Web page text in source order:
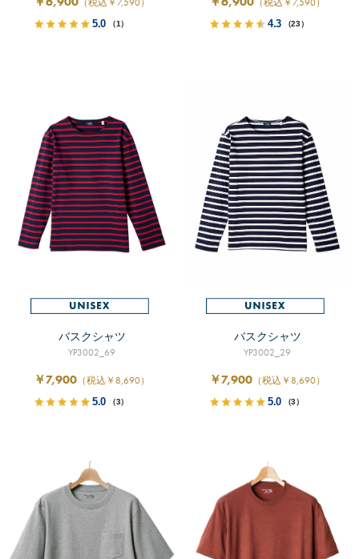
5.0 （1） 4.3 （23）
バスクシャツ
YP3002_69
￥7,900 （税込￥8,690）
5.0 （3）
バスクシャツ
YP3002_29
￥7,900 （税込￥8,690）
5.0 （3）